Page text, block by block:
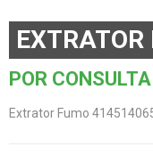
POR CONSULTA
Extrator Fumo